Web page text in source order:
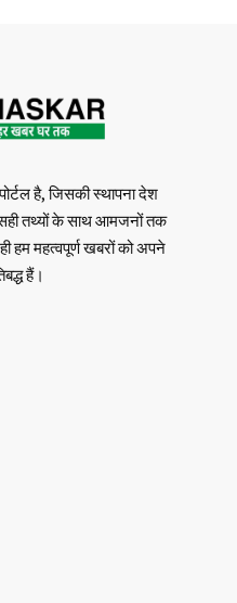
है, जिसकी स्थापना देश
तथ्यों के साथ आमजनों तक
हम महत्वपूर्ण खबरों को अपने
हैं।